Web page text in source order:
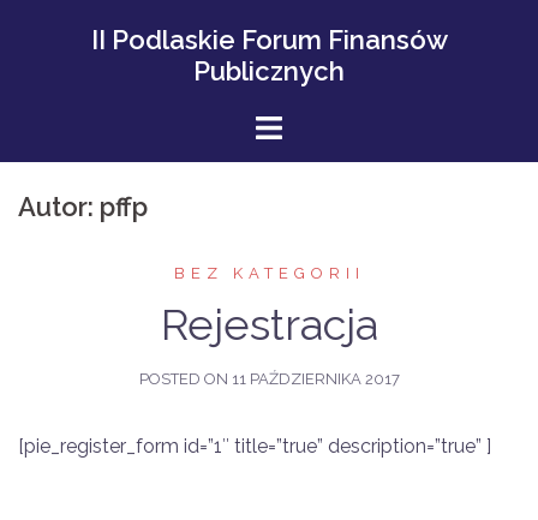
II Podlaskie Forum Finansów
Publicznych
Autor: pffp
BEZ KATEGORII
Rejestracja
POSTED ON 11 PAŹDZIERNIKA 2017
[pie_register_form id=”1″ title=”true” description=”true” ]